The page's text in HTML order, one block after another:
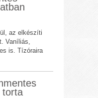
az elkészíti
Vaníliás,
is. Tízóraira
torta